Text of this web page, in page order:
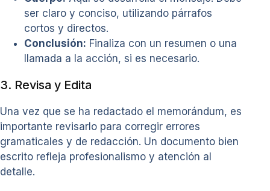
ser claro y conciso, utilizando párrafos
cortos y directos.
Conclusión: Finaliza con un resumen o una
llamada a la acción, si es necesario.
3. Revisa y Edita
Una vez que se ha redactado el memorándum, es
importante revisarlo para corregir errores
gramaticales y de redacción. Un documento bien
escrito refleja profesionalismo y atención al
detalle.